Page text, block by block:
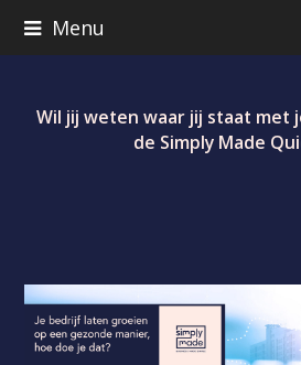
Menu
Wil jij weten waar jij staat met
de Simply Made